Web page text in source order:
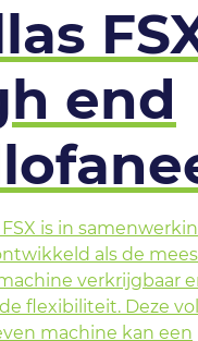
end
FSX is in
als de
verkrijgbaar
flexibiliteit. Deze
machine kan een